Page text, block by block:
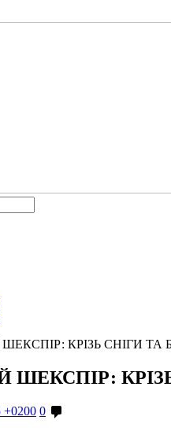
КРІЗЬ СНІГИ ТА
ШЕКСПІР:
+0200 0